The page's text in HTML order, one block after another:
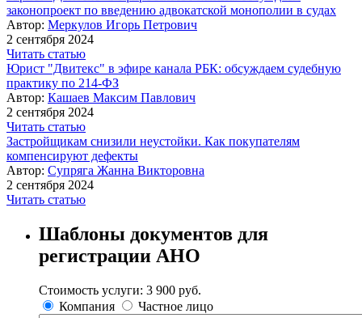
законопроект по введению адвокатской монополии в судах
Автор: Меркулов Игорь Петрович
2 сентября 2024
Читать статью
Юрист "Двитекс" в эфире канала РБК: обсуждаем судебную
практику по 214-ФЗ
Автор: Кашаев Максим Павлович
2 сентября 2024
Читать статью
Застройщикам снизили неустойки. Как покупателям
компенсируют дефекты
Автор: Супряга Жанна Викторовна
2 сентября 2024
Читать статью
Шаблоны документов для
регистрации АНО
Стоимость услуги: 3 900 руб.
Компания
Частное лицо